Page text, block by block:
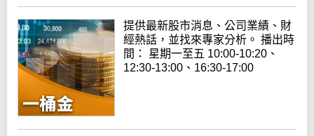
提供最新股市消息、公司業績、財
經熱話，並找來專家分析。 播出時
間： 星期一至五 10:00-10:20、
12:30-13:00、16:30-17:00